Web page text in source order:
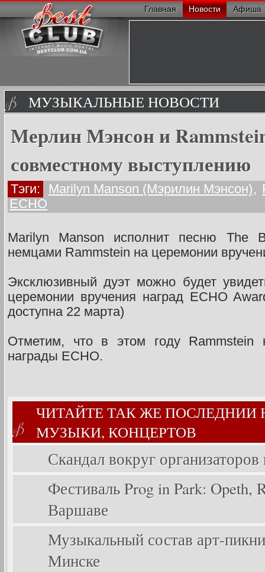
Главная Новости Афиша
МУЗЫКАЛЬНЫЕ НОВОСТИ
Мерлин Мэнсон и
совместному выступлению
Тэги: Marilyn Manson (Мэрилин Мэнсон),
ECHO
Marilyn Manson исполнит песню The
немцами Rammstein на церемонии
Эксклюзивный дуэт можно будет
церемонии вручения наград ECHO
доступна 22 марта)
Отметим, что в этом году Rammstein
награды ECHO.
ЧИТАЙТЕ ТАК ЖЕ ПОСЛЕДНИИ
МУЗЫКИ, КОНЦЕРТОВ
Скандал вокруг
Фестиваль Prog in Park: Opeth,
Варшаве
Музыкальный состав арт-
Минске